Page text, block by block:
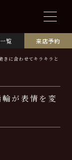
覧 来店予約
きに合わせてキラキラと
が表情を変